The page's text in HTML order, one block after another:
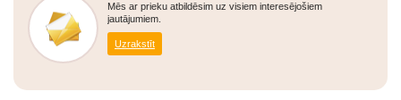
Mēs ar prieku atbildēsim uz visiem interesējošiem
jautājumiem.
Uzrakstīt